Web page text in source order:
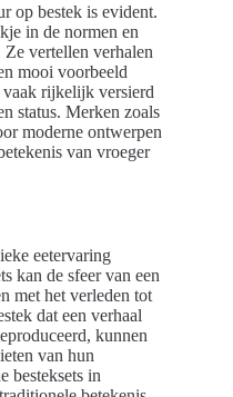
op bestek is evident.
in de normen en
vertellen verhalen
mooi voorbeeld
vaak rijkelijk versierd
status. Merken zoals
moderne ontwerpen
van vroeger
eetervaring
kan de sfeer van een
met het verleden tot
dat een verhaal
kunnen
van hun
besteksets in